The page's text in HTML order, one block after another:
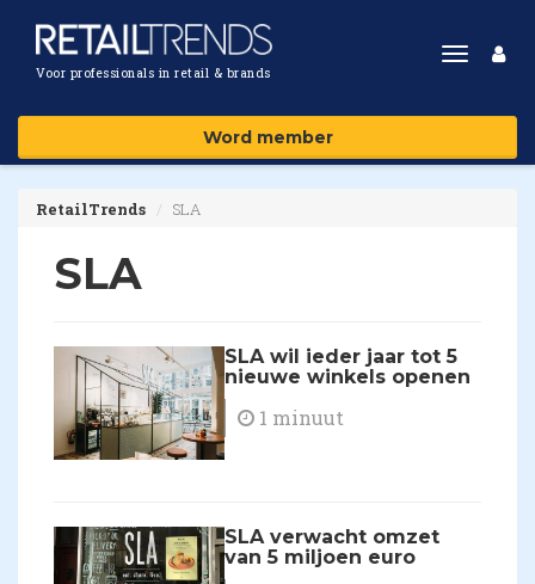
Voor professionals in retail & brands
Toggle
Word member
RetailTrends SLA
SLA
SLA wil ieder jaar tot 5
nieuwe winkels openen
1 minuut
SLA verwacht omzet
van 5 miljoen euro